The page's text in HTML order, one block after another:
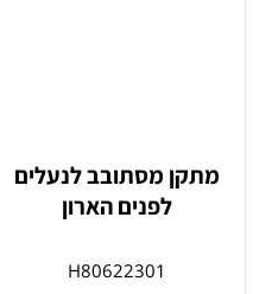
מתקן מסתובב לנעלים
לפנים הארון
H80622301